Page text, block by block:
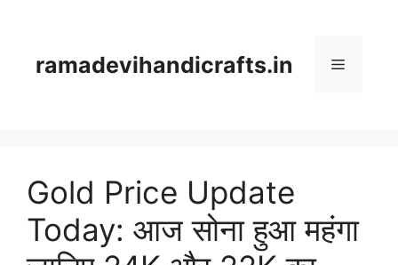
ramadevihandicrafts.in Menu
Gold Price Update
Today: आज सोना हुआ महंगा